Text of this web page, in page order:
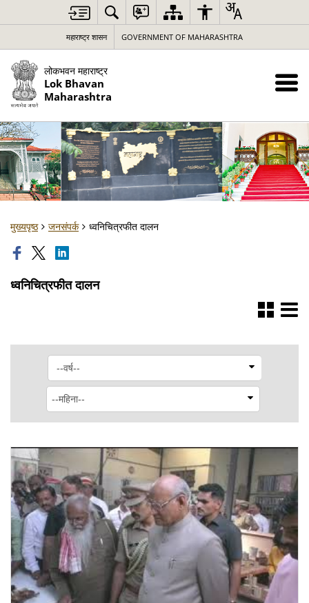
महाराष्ट्र शासन GOVERNMENT OF MAHARASHTRA
लोकभवन महाराष्ट्र
Lok Bhavan
Maharashtra
मुख्यपृष्ठ जनसंपर्क ध्वनिचित्रफीत दालन
ध्वनिचित्रफीत दालन